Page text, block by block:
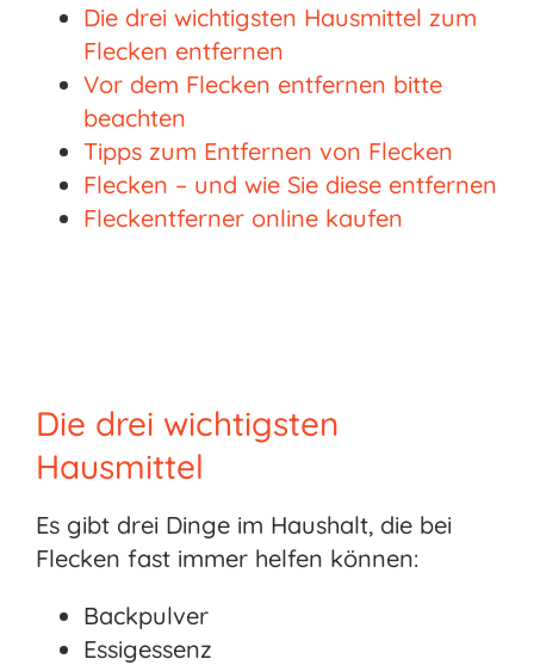
Die drei wichtigsten Hausmittel zum
Flecken entfernen
Vor dem Flecken entfernen bitte
beachten
Tipps zum Entfernen von Flecken
Flecken – und wie Sie diese entfernen
Fleckentferner online kaufen
Die drei wichtigsten
Hausmittel
Es gibt drei Dinge im Haushalt, die bei
Flecken fast immer helfen können:
Backpulver
Essigessenz